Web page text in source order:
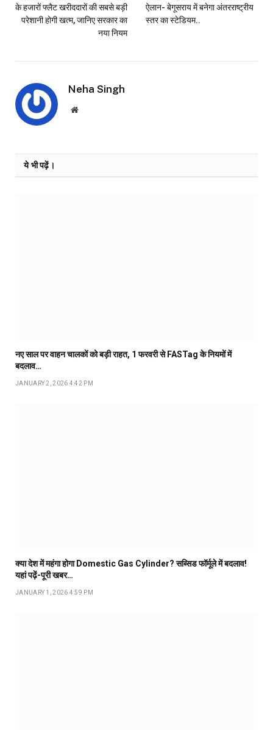
के हजारों फ्लैट खरीददारों की सबसे बड़ी
परेशानी होगी खत्म, जानिए सरकार का
नया नियम
ऐलान- बेगूसराय में बनेगा अंतरराष्ट्रीय
स्तर का स्टेडियम..
Neha Singh
Website
ये भी पढ़ें।
नए साल पर वाहन चालकों को बड़ी राहत, 1 फरवरी से FASTag के नियमों में
बदलाव…
JANUARY 2, 2026 4:42 PM
क्या देश में महंगा होगा Domestic Gas Cylinder? सब्सिड फॉर्मूले में बदलाव!
यहां पढ़ें-पूरी खबर…
JANUARY 1, 2026 4:59 PM